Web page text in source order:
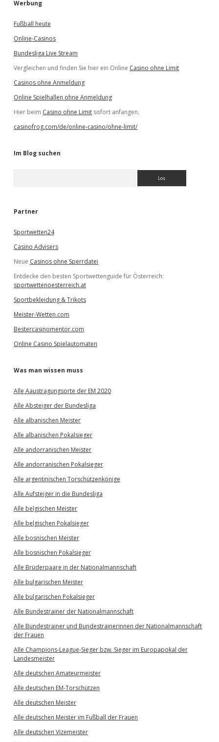
Werbung
Fußball heute
Online-Casinos
Bundesliga Live Stream
Vergleichen und finden Sie hier ein Online Casino ohne Limit
Casinos ohne Anmeldung
Online Spielhallen ohne Anmeldung
Hier beim Casino ohne Limit sofort anfangen.
casinofrog.com/de/online-casino/ohne-limit/
Im Blog suchen
e
Partner
Sportwetten24
Casino Advisers
Neue Casinos ohne Sperrdatei
Entdecke den besten Sportwettenguide für Österreich:
sportwettenoesterreich.at
Sportbekleidung & Trikots
Meister-Wetten.com
Bestercasinomentor.com
Online Casino Spielautomaten
Was man wissen muss
Alle Aaustragungsorte der EM 2020
Alle Absteiger der Bundesliga
Alle albanischen Meister
Alle albanischen Pokalsieger
Alle andorranischen Meister
Alle andorranischen Pokalsieger
Alle argentinischen Torschützenkönige
Alle Aufsteiger in die Bundesliga
Alle belgischen Meister
Alle belgischen Pokalsieger
Alle bosnischen Meister
Alle bosnischen Pokalsieger
Alle Brüderpaare in der Nationalmannschaft
Alle bulgarischen Meister
Alle bulgarischen Pokalsieger
Alle Bundestrainer der Nationalmannschaft
Alle Bundestrainer und Bundestrainerinnen der Nationalmannschaft
der Frauen
Alle Champions-League-Sieger bzw. Sieger im Europapokal der
Landesmeister
Alle deutschen Amateurmeister
Alle deutschen EM-Torschützen
Alle deutschen Meister
Alle deutschen Meister im Fußball der Frauen
Alle deutschen Vizemeister